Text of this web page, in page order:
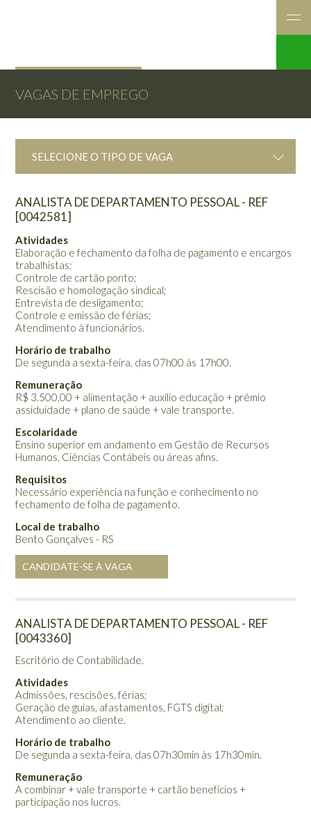
VAGAS DE EMPREGO
SELECIONE O TIPO DE VAGA
ANALISTA DE DEPARTAMENTO PESSOAL - REF
[0042581]
Atividades
Elaboração e fechamento da folha de pagamento e encargos
trabalhistas;
Controle de cartão ponto;
Rescisão e homologação sindical;
Entrevista de desligamento;
Controle e emissão de férias;
Atendimento à funcionários.
Horário de trabalho
De segunda a sexta-feira, das 07h00 às 17h00.
Remuneração
R$ 3.500,00 + alimentação + auxílio educação + prêmio
assiduidade + plano de saúde + vale transporte.
Escolaridade
Ensino superior em andamento em Gestão de Recursos
Humanos, Ciências Contábeis ou áreas afins.
Requisitos
Necessário experiência na função e conhecimento no
fechamento de folha de pagamento.
Local de trabalho
Bento Gonçalves - RS
CANDIDATE-SE À VAGA
ANALISTA DE DEPARTAMENTO PESSOAL - REF
[0043360]
Escritório de Contabilidade.
Atividades
Admissões, rescisões, férias;
Geração de guias, afastamentos, FGTS digital;
Atendimento ao cliente.
Horário de trabalho
De segunda a sexta-feira, das 07h30min às 17h30min.
Remuneração
A combinar + vale transporte + cartão benefícios +
participação nos lucros.